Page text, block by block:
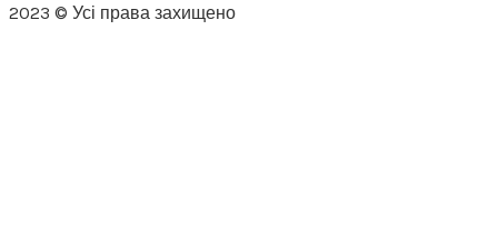
2023 © Усі права захищено